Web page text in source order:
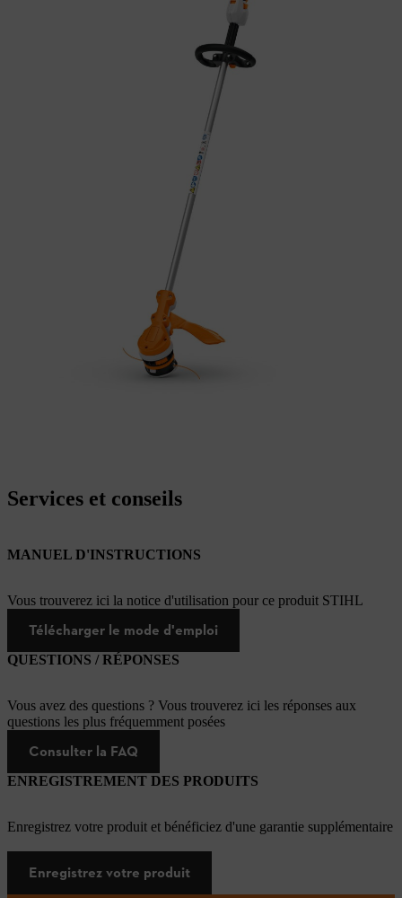
Services et conseils
MANUEL D'INSTRUCTIONS
Vous trouverez ici la notice d'utilisation pour ce produit STIHL
Télécharger le mode d'emploi
QUESTIONS / RÉPONSES
Vous avez des questions ? Vous trouverez ici les réponses aux
questions les plus fréquemment posées
Consulter la FAQ
ENREGISTREMENT DES PRODUITS
Enregistrez votre produit et bénéficiez d'une garantie supplémentaire
Enregistrez votre produit